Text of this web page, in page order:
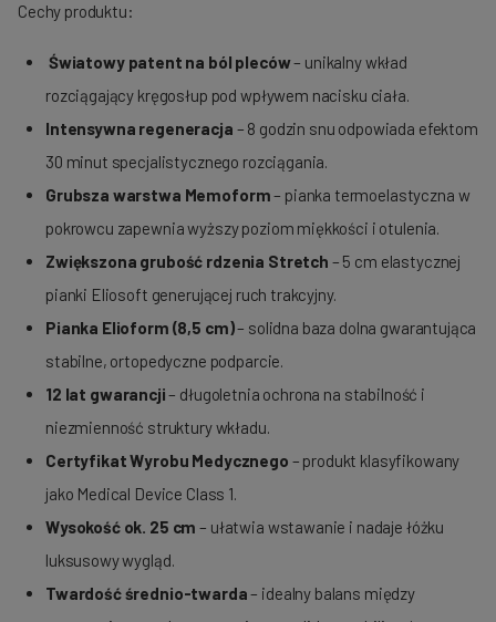
Cechy produktu:
Światowy patent na ból pleców– unikalny wkład
rozciągający kręgosłup pod wpływem nacisku ciała.
Intensywna regeneracja – 8 godzin snu odpowiada efektom
30 minut specjalistycznego rozciągania.
Grubsza warstwa Memoform– pianka termoelastyczna w
pokrowcu zapewnia wyższy poziom miękkości i otulenia.
Zwiększona grubość rdzenia Stretch – 5 cm elastycznej
pianki Eliosoft generującej ruch trakcyjny.
Pianka Elioform (8,5 cm)– solidna baza dolna gwarantująca
stabilne, ortopedyczne podparcie.
12 lat gwarancji– długoletnia ochrona na stabilność i
niezmienność struktury wkładu.
Certyfikat Wyrobu Medycznego – produkt klasyfikowany
jako Medical Device Class 1.
Wysokość ok. 25 cm – ułatwia wstawanie i nadaje łóżku
luksusowy wygląd.
Twardość średnio-twarda– idealny balans między